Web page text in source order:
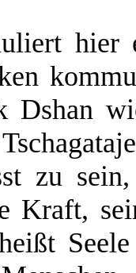
hier
Dshan
zu
Kraft,